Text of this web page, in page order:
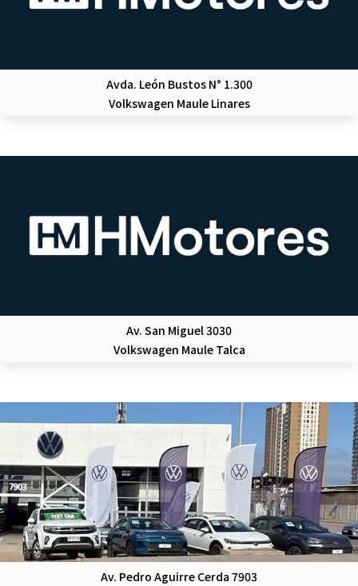
Avda. León Bustos N° 1.300
Volkswagen Maule Linares
Av. San Miguel 3030
Volkswagen Maule Talca
Av. Pedro Aguirre Cerda 7903